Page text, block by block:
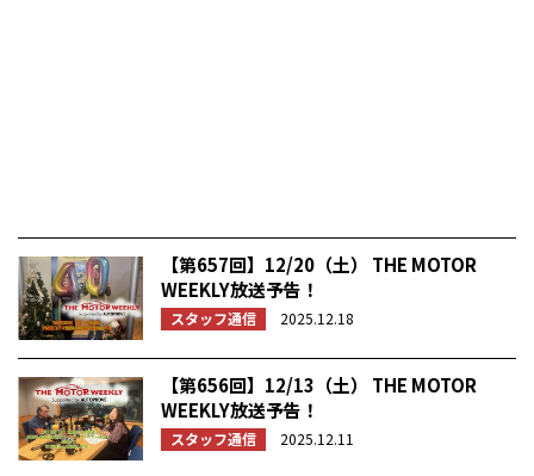
【第657回】12/20（土） THE MOTOR
WEEKLY放送予告！
スタッフ通信 2025.12.18
【第656回】12/13（土） THE MOTOR
WEEKLY放送予告！
スタッフ通信 2025.12.11